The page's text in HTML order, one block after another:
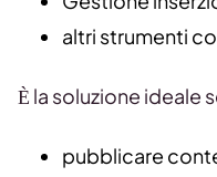
altri strumenti
È la soluzione ideale
pubblicare